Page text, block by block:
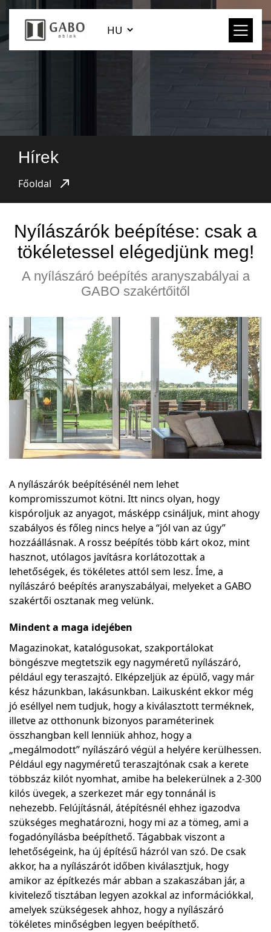
Hírek
Főoldal
Nyílászárók beépítése: csak a
tökéletessel elégedjünk meg!
A nyílászáró beépítés aranyszabályai a
GABO szakértőitől
A nyílászárók beépítésénél nem lehet
kompromisszumot kötni. Itt nincs olyan, hogy
kispóroljuk az anyagot, másképp csináljuk, mint ahogy
szabályos és főleg nincs helye a “jól van az úgy”
hozzáállásnak. A rossz beépítés több kárt okoz, mint
hasznot, utólagos javításra korlátozottak a
lehetőségek, és tökéletes attól sem lesz. Íme, a
nyílászáró beépítés aranyszabályai, melyeket a GABO
szakértői osztanak meg velünk.
Mindent a maga idejében
Magazinokat, katalógusokat, szakportálokat
böngészve megtetszik egy nagyméretű nyílászáró,
például egy teraszajtó. Elképzeljük az épülő, vagy már
kész házunkban, lakásunkban. Laikusként ekkor még
jó eséllyel nem tudjuk, hogy a kiválasztott terméknek,
illetve az otthonunk bizonyos paraméterinek
összhangban kell lenniük ahhoz, hogy a
„megálmodott” nyílászáró végül a helyére kerülhessen.
Például egy nagyméretű teraszajtónak csak a kerete
többszáz kilót nyomhat, amibe ha belekerülnek a 2-300
kilós üvegek, a szerkezet már egy tonnánál is
nehezebb. Felújításnál, átépítésnél ehhez igazodva
szükséges meghatározni, hogy mi az a tömeg, ami a
fogadónyílásba beépíthető. Tágabbak viszont a
lehetőségeink, ha új építésű házról van szó. De csak
akkor, ha a nyílászárót időben kiválasztjuk, hogy
amikor az építkezés már abban a szakaszában jár, a
kivitelező tisztában legyen azokkal az információkkal,
amelyek szükségesek ahhoz, hogy a nyílászáró
tökéletes minőségben legyen beépíthető.